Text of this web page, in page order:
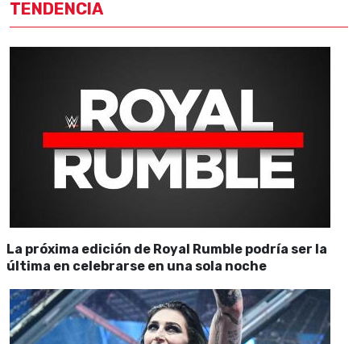
TENDENCIA
La próxima edición de Royal Rumble podría ser la
última en celebrarse en una sola noche